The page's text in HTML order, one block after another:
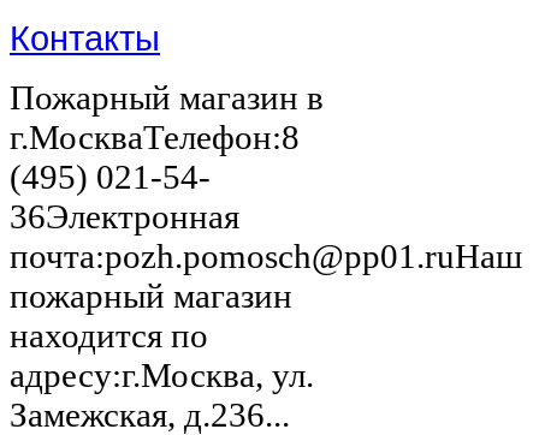
Контакты
Пожарный магазин в
г.МоскваТелефон:8
(495) 021-54-
36Электронная
почта:pozh.pomosch@pp01.ruНаш
пожарный магазин
находится по
адресу:г.Москва, ул.
Замежская, д.236...